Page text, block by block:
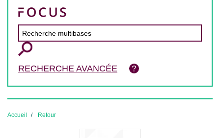
RECHERCHE AVANCÉE
Accueil Retour